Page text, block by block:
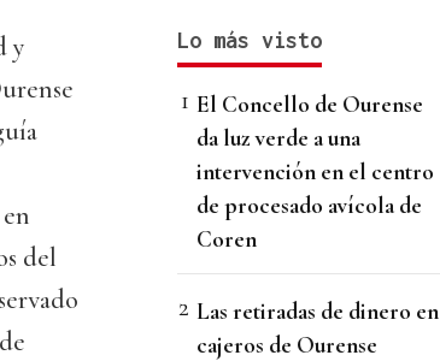
y
del
Lo más visto
El Concello de Ourense
da luz verde a una
intervención en el centro
de procesado avícola de
Coren
Las retiradas de dinero en
cajeros de Ourense